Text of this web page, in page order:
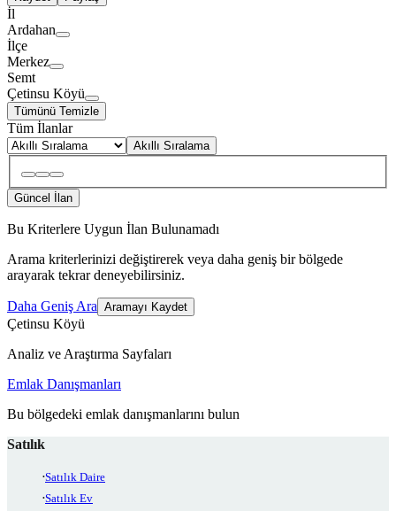
İl
Ardahan
İlçe
Merkez
Semt
Çetinsu Köyü
Tümünü Temizle
Tüm İlanlar
Akıllı Sıralama
Güncel İlan
Bu Kriterlere Uygun İlan Bulunamadı
Arama kriterlerinizi değiştirerek veya daha geniş bir bölgede
arayarak tekrar deneyebilirsiniz.
Daha Geniş Ara Aramayı Kaydet
Çetinsu Köyü
Analiz ve Araştırma Sayfaları
Emlak Danışmanları
Bu bölgedeki emlak danışmanlarını bulun
Satılık
Satılık Daire
Satılık Ev